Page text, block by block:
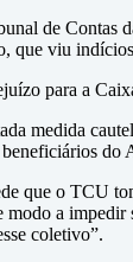
de Contas
que viu
para a
medida
que o TCU
a impedir
coletivo”.